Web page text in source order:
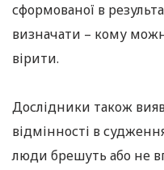
сформованої в
визначати – кому
вірити.
Дослідники також
відмінності в
люди брешуть або не